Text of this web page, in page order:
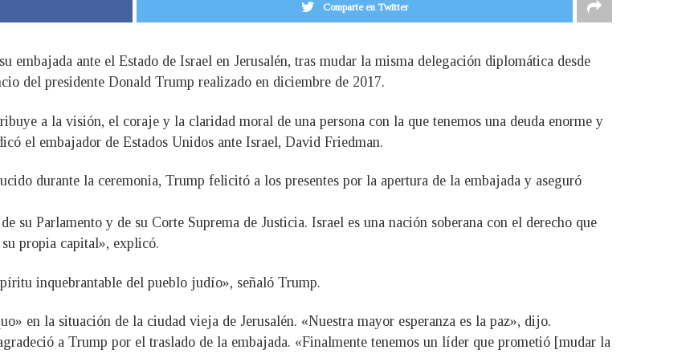
Comparte en Twitter
embajada ante el Estado de Israel en Jerusalén, tras mudar la misma delegación diplomática desde
del presidente Donald Trump realizado en diciembre de 2017.
a la visión, el coraje y la claridad moral de una persona con la que tenemos una deuda enorme y
el embajador de Estados Unidos ante Israel, David Friedman.
durante la ceremonia, Trump felicitó a los presentes por la apertura de la embajada y aseguró
su Parlamento y de su Corte Suprema de Justicia. Israel es una nación soberana con el derecho que
propia capital», explicó.
inquebrantable del pueblo judío», señaló Trump.
en la situación de la ciudad vieja de Jerusalén. «Nuestra mayor esperanza es la paz», dijo.
a Trump por el traslado de la embajada. «Finalmente tenemos un líder que prometió [mudar la